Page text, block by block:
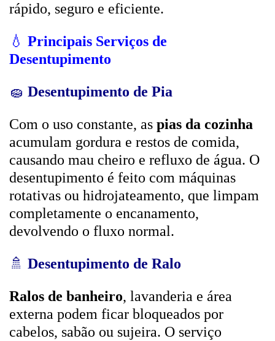
rápido, seguro e eficiente.
💧 Principais Serviços de
Desentupimento
🧽 Desentupimento de Pia
Com o uso constante, as pias da cozinha
acumulam gordura e restos de comida,
causando mau cheiro e refluxo de água. O
desentupimento é feito com máquinas
rotativas ou hidrojateamento, que limpam
completamente o encanamento,
devolvendo o fluxo normal.
🚿 Desentupimento de Ralo
Ralos de banheiro, lavanderia e área
externa podem ficar bloqueados por
cabelos, sabão ou sujeira. O serviço